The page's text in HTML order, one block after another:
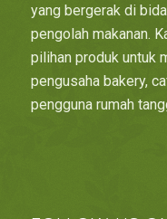
yang bergerak di
pengolah makanan.
pilihan produk untuk
pengusaha bakery,
pengguna rumah